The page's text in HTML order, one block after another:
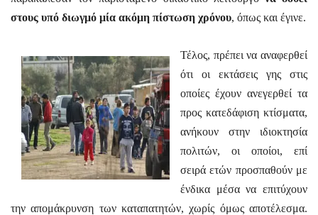
στους υπό διωγμό μία ακόμη πίστωση χρόνου, όπως και έγινε.
Τέλος, πρέπει να αναφερθεί
ότι οι εκτάσεις γης στις
οποίες έχουν ανεγερθεί τα
προς κατεδάφιση κτίσματα,
ανήκουν στην ιδιοκτησία
πολιτών, οι οποίοι, επί
σειρά ετών προσπαθούν με
ένδικα μέσα να επιτύχουν
την απομάκρυνση των καταπατητών, χωρίς όμως αποτέλεσμα.